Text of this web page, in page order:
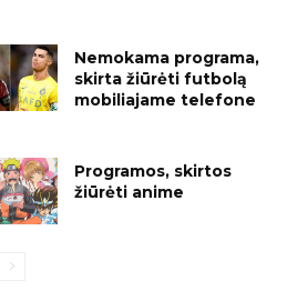
Nemokama programa,
skirta žiūrėti futbolą
mobiliajame telefone
Programos, skirtos
žiūrėti anime